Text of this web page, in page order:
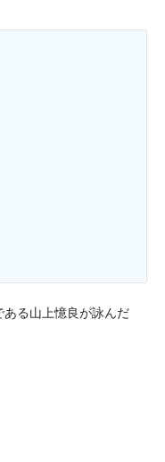
ある山上憶良が詠んだ